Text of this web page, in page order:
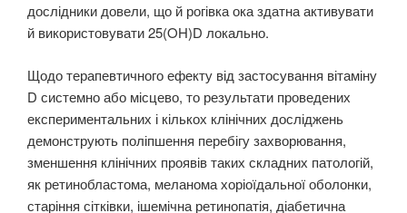
дослідники довели, що й рогівка ока здатна активувати
й використовувати 25(OH)D локально.
Щодо терапевтичного ефекту від застосування вітаміну
D системно або місцево, то результати проведених
експериментальних і кількох клінічних досліджень
демонструють поліпшення перебігу захворювання,
зменшення клінічних проявів таких складних патологій,
як ретинобластома, меланома хоріоїдальної оболонки,
старіння сітківки, ішемічна ретинопатія, діабетична